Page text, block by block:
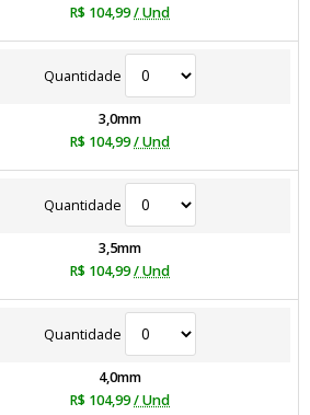
R$ 104,99/ Und
Quantidade
3,0mm
R$ 104,99/ Und
Quantidade
3,5mm
R$ 104,99/ Und
Quantidade
4,0mm
R$ 104,99/ Und